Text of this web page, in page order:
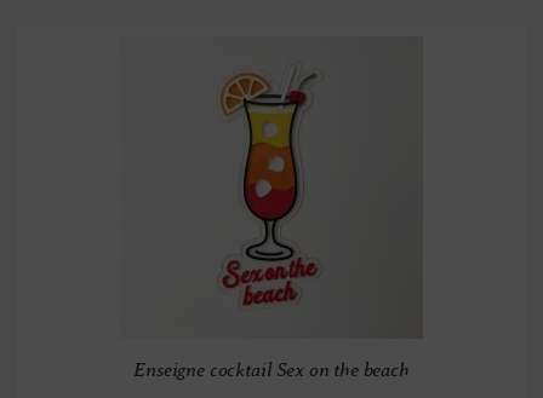
Enseigne cocktail Sex on the beach